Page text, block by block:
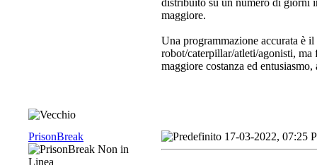
distribuito su un numero di giorni
maggiore.
Una programmazione accurata è
robot/caterpillar/atleti/agonisti, ma
maggiore costanza ed
PrisonBreak 17-03-2022, 07:25